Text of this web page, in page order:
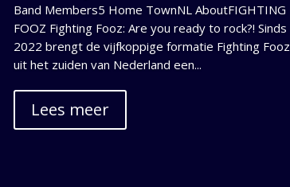
Band Members5 Home TownNL AboutFIGHTING
FOOZ Fighting Fooz: Are you ready to rock?! Sinds
2022 brengt de vijfkoppige formatie Fighting Fooz
uit het zuiden van Nederland een...
Lees meer